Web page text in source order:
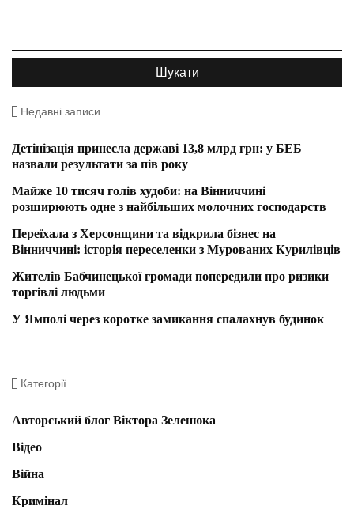
Недавні записи
Детінізація принесла державі 13,8 млрд грн: у БЕБ
назвали результати за пів року
Майже 10 тисяч голів худоби: на Вінниччині
розширюють одне з найбільших молочних господарств
Переїхала з Херсонщини та відкрила бізнес на
Вінниччині: історія переселенки з Мурованих Курилівців
Жителів Бабчинецької громади попередили про ризики
торгівлі людьми
У Ямполі через коротке замикання спалахнув будинок
Категорії
Авторський блог Віктора Зеленюка
Відео
Війна
Кримінал